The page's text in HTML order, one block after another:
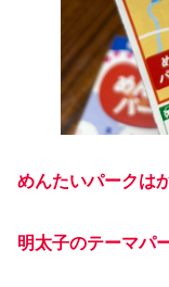
めんたいパークは
明太子のテーマパ